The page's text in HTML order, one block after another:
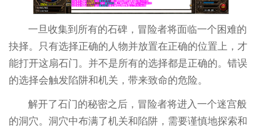
一旦收集到所有的石碑，冒险者将面临一个困难的
抉择。只有选择正确的人物并放置在正确的位置上，才
能打开这扇石门。并不是所有的选择都是正确的。错误
的选择会触发陷阱和机关，带来致命的危险。
解开了石门的秘密之后，冒险者将进入一个迷宫般
的洞穴。洞穴中布满了机关和陷阱，需要谨慎地探索和